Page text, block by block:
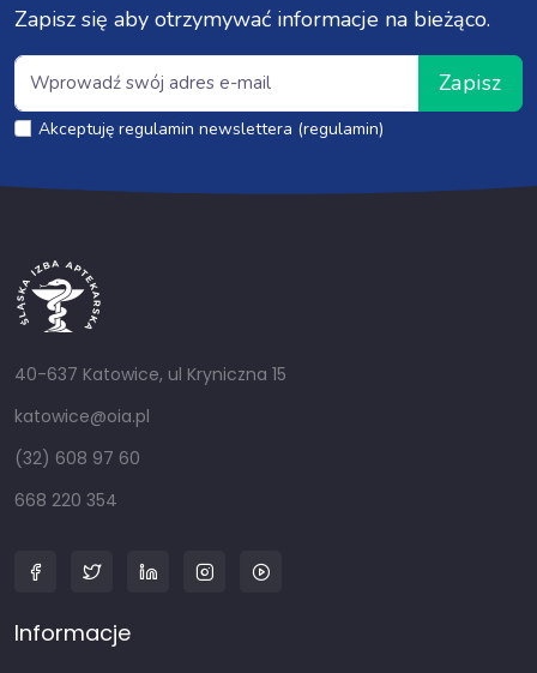
Zapisz się aby otrzymywać informacje na bieżąco.
Zapisz
Akceptuję regulamin newslettera (regulamin)
40-637 Katowice, ul Kryniczna 15
katowice@oia.pl
(32) 608 97 60
668 220 354
Informacje